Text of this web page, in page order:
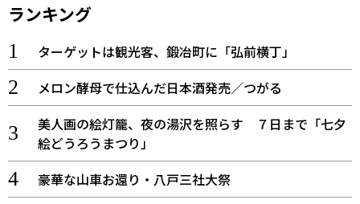
ランキング
ターゲットは観光客、鍛冶町に「弘前横丁」
メロン酵母で仕込んだ日本酒発売／つがる
美人画の絵灯籠、夜の湯沢を照らす ７日まで「七夕
絵どうろうまつり」
豪華な山車お還り・八戸三社大祭